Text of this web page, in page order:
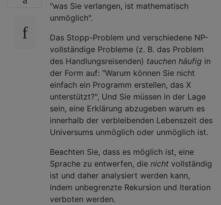
"was Sie verlangen, ist mathematisch
unmöglich".
Das Stopp-Problem und verschiedene NP-
vollständige Probleme (z. B. das Problem
des Handlungsreisenden) tauchen häufig in
der Form auf: "Warum können Sie nicht
einfach ein Programm erstellen, das X
unterstützt?", Und Sie müssen in der Lage
sein, eine Erklärung abzugeben warum es
innerhalb der verbleibenden Lebenszeit des
Universums unmöglich oder unmöglich ist.
Beachten Sie, dass es möglich ist, eine
Sprache zu entwerfen, die nicht vollständig
ist und daher analysiert werden kann,
indem unbegrenzte Rekursion und Iteration
verboten werden.